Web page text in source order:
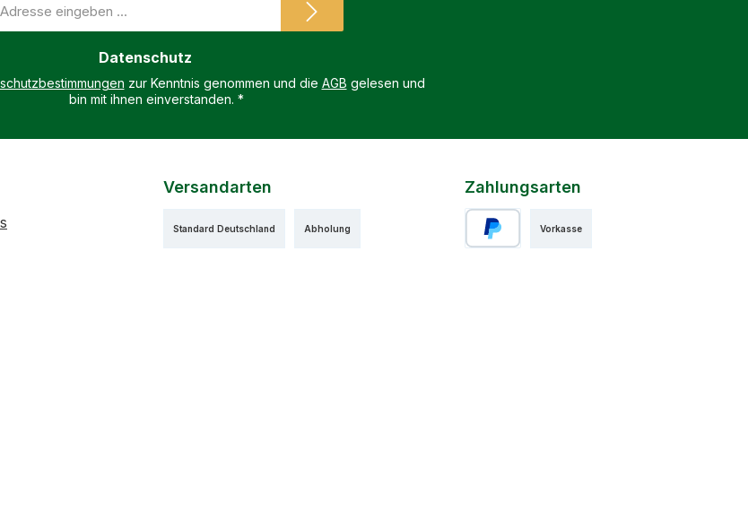
Datenschutz
zur Kenntnis genommen und die AGB gelesen und
bin mit ihnen einverstanden. *
Versandarten
Standard Deutschland Abholung
Zahlungsarten
Vorkasse